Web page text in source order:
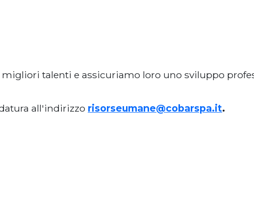
talenti e assicuriamo loro uno sviluppo
all'indirizzo risorseumane@cobarspa.it.